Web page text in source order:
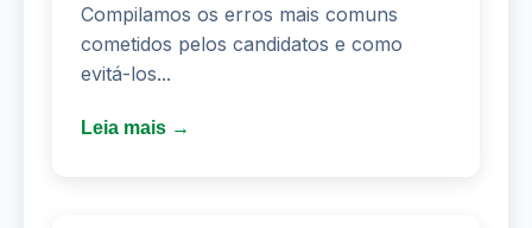
Compilamos os erros mais comuns
cometidos pelos candidatos e como
evitá-los...
Leia mais →